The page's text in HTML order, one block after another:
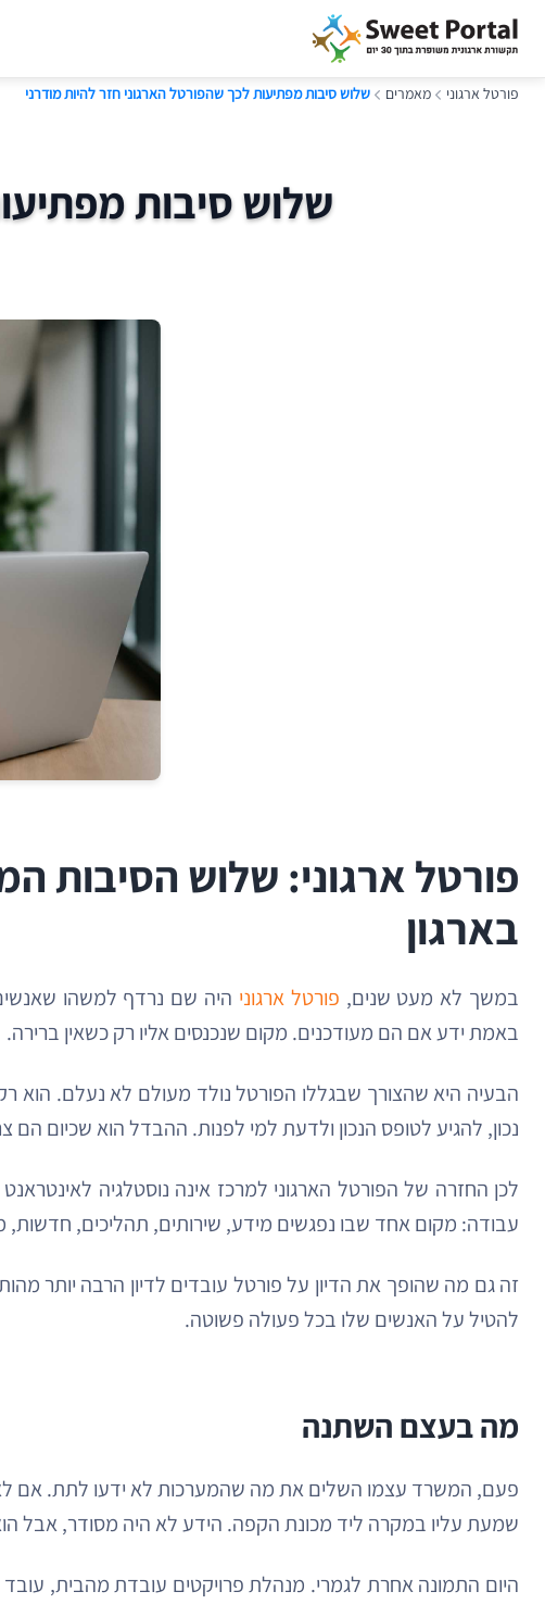
פורטל ארגוני מאמרים שלוש סיבות מפתיעות לכך שהפורטל הארגוני חזר להיות מודרני
שלוש סיבות
פורטל ארגוני: שלוש הסיבות
בארגון
במשך לא מעט שנים, פורטל ארגוני היה שם נרדף למשהו
באמת ידע אם הם מעודכנים. מקום שנכנסים אליו רק כשאין ברירה.
הבעיה היא שהצורך שבגללו הפורטל נולד מעולם לא נעלם. הוא
נכון, להגיע לטופס הנכון ולדעת למי לפנות. ההבדל הוא שכיום
לכן החזרה של הפורטל הארגוני למרכז אינה נוסטלגיה
עבודה: מקום אחד שבו נפגשים מידע, שירותים, תהליכים, חדשות,
זה גם מה שהופך את הדיון על פורטל עובדים לדיון הרבה יותר
להטיל על האנשים שלו בכל פעולה פשוטה.
מה בעצם השתנה
פעם, המשרד עצמו השלים את מה שהמערכות לא ידעו לתת. אם לא
שמעת עליו במקרה ליד מכונת הקפה. הידע לא היה מסודר, אבל
היום התמונה אחרת לגמרי. מנהלת פרויקטים עובדת מהבית,